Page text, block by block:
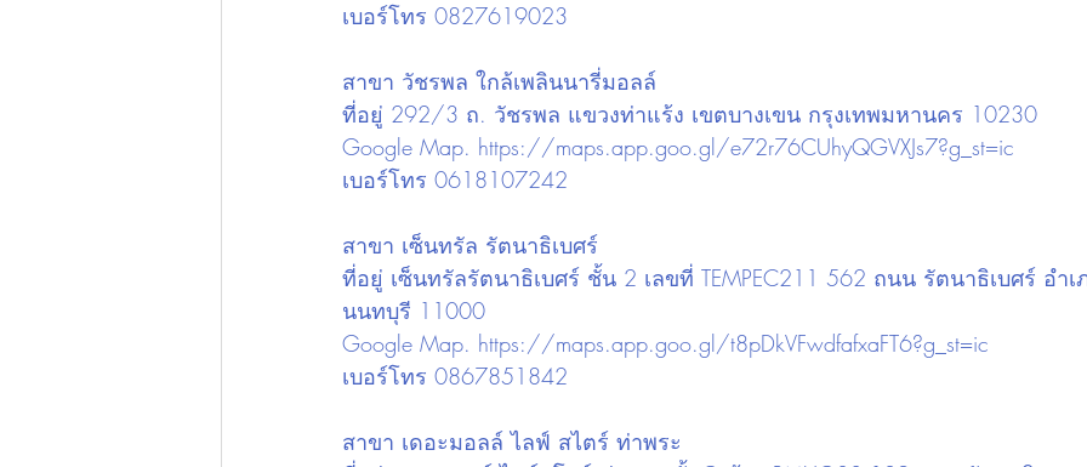
เบอร์โทร 0827619023
สาขา วัชรพล ใกล้เพลินนารี่มอลล์
ที่อยู่ 292/3 ถ. วัชรพล แขวงท่าแร้ง เขตบางเขน กรุงเทพมหานคร 10230
Google Map. https://maps.app.goo.gl/e72r76CUhyQGVXJs7?g_st=ic
เบอร์โทร 0618107242
สาขา เซ็นทรัล รัตนาธิเบศร์
ที่อยู่ เซ็นทรัลรัตนาธิเบศร์ ชั้น 2 เลขที่ TEMPEC211 562 ถนน รัตนาธิเบศร์ อำเ
นนทบุรี 11000
Google Map. https://maps.app.goo.gl/t8pDkVFwdfafxaFT6?g_st=ic
เบอร์โทร 0867851842
สาขา เดอะมอลล์ ไลฟ์ สไตร์ ท่าพระ